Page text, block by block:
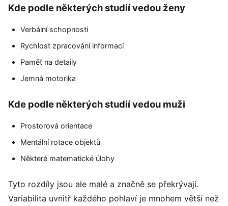
Kde podle některých studií vedou ženy
Verbální schopnosti
Rychlost zpracování informací
Paměť na detaily
Jemná motorika
Kde podle některých studií vedou muži
Prostorová orientace
Mentální rotace objektů
Některé matematické úlohy
Tyto rozdíly jsou ale malé a značně se překrývají.
Variabilita uvnitř každého pohlaví je mnohem větší než